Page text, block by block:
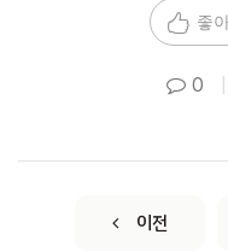
좋
0
이전